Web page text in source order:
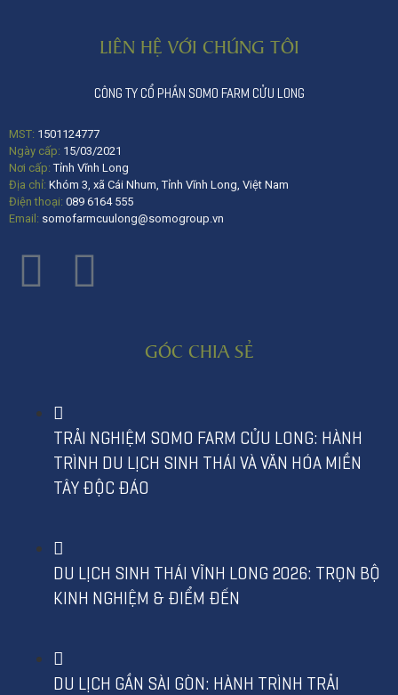
LIÊN HỆ VỚI CHÚNG TÔI
CÔNG TY CỔ PHẦN SOMO FARM CỬU LONG
MST: 1501124777
Ngày cấp: 15/03/2021
Nơi cấp:Tỉnh Vĩnh Long
Địa chỉ: Khóm 3, xã Cái Nhum, Tỉnh Vĩnh Long, Việt Nam
Điện thoại: 089 6164 555
Email: somofarmcuulong@somogroup.vn
GÓC CHIA SẺ
TRẢI NGHIỆM SOMO FARM CỬU LONG: HÀNH
TRÌNH DU LỊCH SINH THÁI VÀ VĂN HÓA MIỀN
TÂY ĐỘC ĐÁO
DU LỊCH SINH THÁI VĨNH LONG 2026: TRỌN BỘ
KINH NGHIỆM & ĐIỂM ĐẾN
DU LỊCH GẦN SÀI GÒN: HÀNH TRÌNH TRẢI